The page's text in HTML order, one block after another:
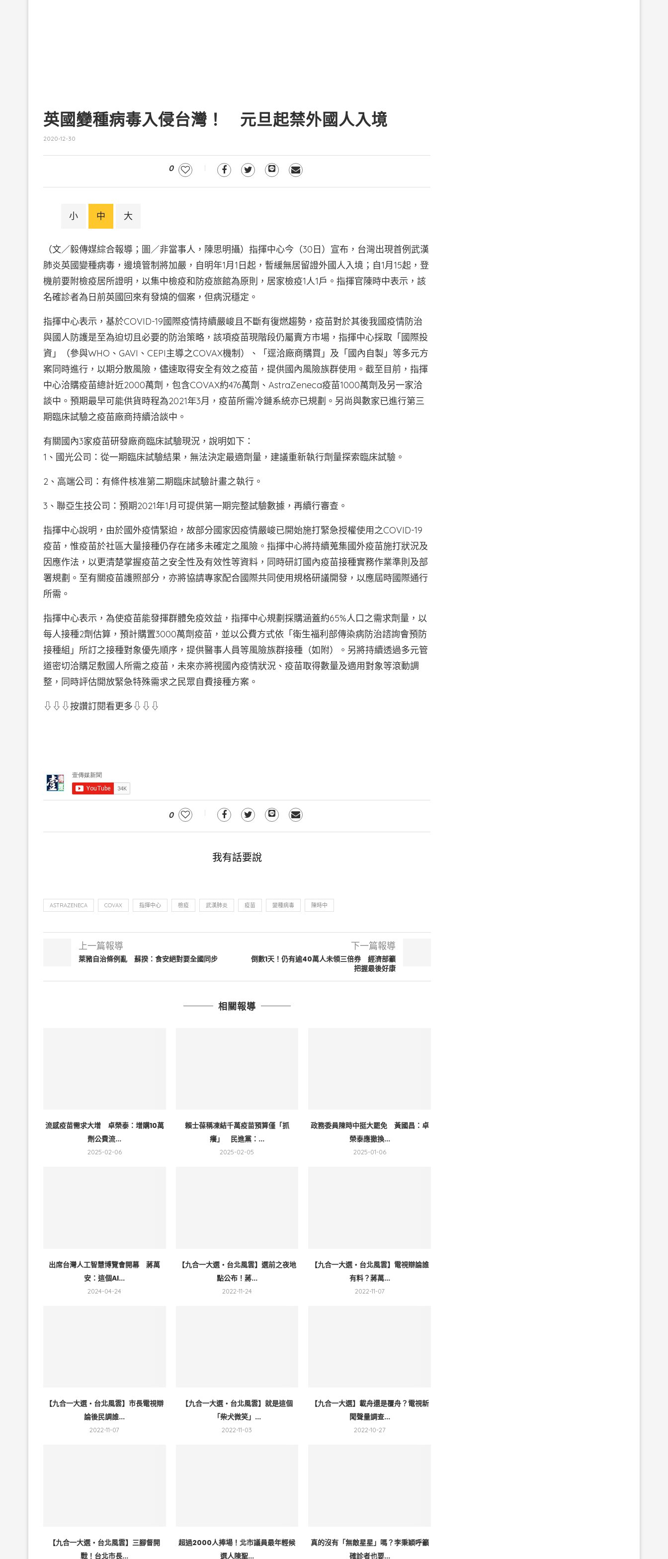
英國變種病毒入侵台灣！ 元旦起禁外國人入境
2020-12-30
0
小 中 大
（文／毅傳媒綜合報導；圖／非當事人，陳思明攝）指揮中心今（30日）宣布，台灣出現首例武漢
肺炎英國變種病毒，邊境管制將加嚴，自明年1月1日起，暫緩無居留證外國人入境；自1月15起，登
機前要附檢疫居所證明，以集中檢疫和防疫旅館為原則，居家檢疫1人1戶。指揮官陳時中表示，該
名確診者為日前英國回來有發燒的個案，但病況穩定。
指揮中心表示，基於COVID-19國際疫情持續嚴峻且不斷有復燃趨勢，疫苗對於其後我國疫情防治
與國人防護是至為迫切且必要的防治策略，該項疫苗現階段仍屬賣方市場，指揮中心採取「國際投
資」（參與WHO、GAVI、CEPI主導之COVAX機制）、「逕洽廠商購買」及「國內自製」等多元方
案同時進行，以期分散風險，儘速取得安全有效之疫苗，提供國內風險族群使用。截至目前，指揮
中心洽購疫苗總計近2000萬劑，包含COVAX約476萬劑、AstraZeneca疫苗1000萬劑及另一家洽
談中。預期最早可能供貨時程為2021年3月，疫苗所需冷鏈系統亦已規劃。另尚與數家已進行第三
期臨床試驗之疫苗廠商持續洽談中。
有關國內3家疫苗研發廠商臨床試驗現況，說明如下：
1、國光公司：從一期臨床試驗結果，無法決定最適劑量，建議重新執行劑量探索臨床試驗。
2、高端公司：有條件核准第二期臨床試驗計畫之執行。
3、聯亞生技公司：預期2021年1月可提供第一期完整試驗數據，再續行審查。
指揮中心說明，由於國外疫情緊迫，故部分國家因疫情嚴峻已開始施打緊急授權使用之COVID-19
疫苗，惟疫苗於社區大量接種仍存在諸多未確定之風險。指揮中心將持續蒐集國外疫苗施打狀況及
因應作法，以更清楚掌握疫苗之安全性及有效性等資料，同時研訂國內疫苗接種實務作業準則及部
署規劃。至有關疫苗護照部分，亦將協請專家配合國際共同使用規格研議開發，以應屆時國際通行
所需。
指揮中心表示，為使疫苗能發揮群體免疫效益，指揮中心規劃採購涵蓋約65%人口之需求劑量，以
每人接種2劑估算，預計購置3000萬劑疫苗，並以公費方式依「衛生福利部傳染病防治諮詢會預防
接種組」所訂之接種對象優先順序，提供醫事人員等風險族群接種（如附）。另將持續透過多元管
道密切洽購足敷國人所需之疫苗，未來亦將視國內疫情狀況、疫苗取得數量及適用對象等滾動調
整，同時評估開放緊急特殊需求之民眾自費接種方案。
⇩⇩⇩按讚訂閱看更多⇩⇩⇩
0
我有話要說
ASTRAZENECA COVAX 指揮中心 檢疫 武漢肺炎 疫苗 變種病毒 陳時中
上一篇報導
萊豬自治條例亂 蘇揆：食安絕對要全國同步
下一篇報導
倒數1天！仍有逾40萬人未領三倍券 經濟部籲
把握最後好康
相關報導
流感疫苗需求大增 卓榮泰：增購10萬
劑公費流...
2025-02-06
賴士葆稱凍結千萬疫苗預算僅「抓
癢」 民進黨：...
2025-02-05
政務委員陳時中挺大罷免 黃國昌：卓
榮泰應撤換...
2025-01-06
出席台灣人工智慧博覽會開幕 蔣萬
安：這個AI...
2024-04-24
【九合一大選・台北風雲】選前之夜地
點公布！蔣...
2022-11-24
【九合一大選・台北風雲】電視辯論誰
有料？蔣萬...
2022-11-07
【九合一大選・台北風雲】市長電視辯
論後民調誰...
2022-11-07
【九合一大選・台北風雲】就是這個
「柴犬微笑」...
2022-11-03
【九合一大選】載舟還是覆舟？電視新
聞聲量調查...
2022-10-27
【九合一大選・台北風雲】三腳督開
戰！台北市長...
超過2000人捧場！北市議員最年輕候
選人陳聖...
真的沒有「無敵星星」嗎？李秉穎呼籲
確診者也要...